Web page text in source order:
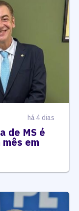
há 4 dias
de MS é
em